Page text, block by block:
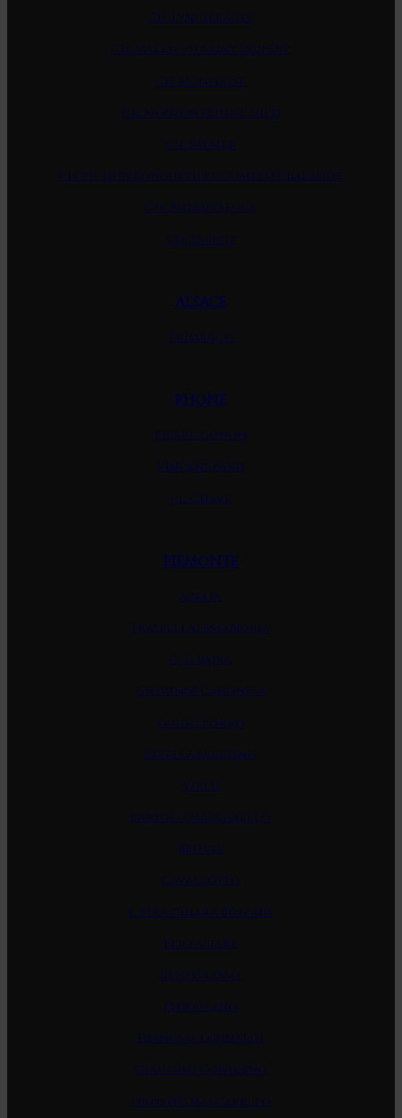
Ch. Lynch Bages
Ch. Malescot Saint Exupery
Ch. Montrose
Ch. Mouton Rothschild
Ch. Palmer
Ch. Pichon Longueville Comtesse Lalande
Ch. Rauzan Segla
Ch. Talbot
ALSACE
Trimbach
RHONE
Pierre Gonon
Vincent Paris
J. L. Chave
PIEMONTE
Azelia
Fratelli Alessandria
G. D. Vajra
Giovanni Canonica
Guido Porro
Rivella Serafino
Vietti
Bartolo Mascarello
Brovia
Cavallotto
E. Pira Chiara Boschis
Elio Altare
Elio Grasso
Fenocchio
Francesco Rinaldi
Giacomo Conterno
Giuseppe Mascarello